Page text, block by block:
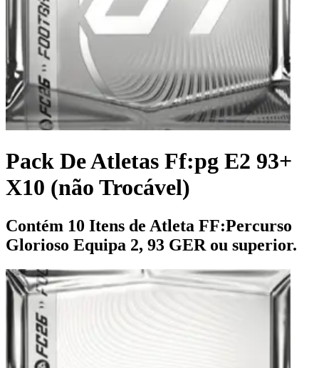
Pack De Atletas Ff:pg E2 93+
X10 (não Trocável)
Contém 10 Itens de Atleta FF:Percurso
Glorioso Equipa 2, 93 GER ou superior.